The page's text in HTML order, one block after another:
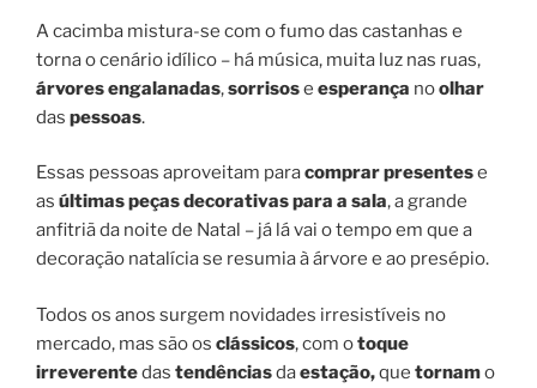
A cacimba mistura-se com o fumo das castanhas e
torna o cenário idílico – há música, muita luz nas ruas,
árvores engalanadas,sorrisose esperança noolhar
das pessoas.
Essas pessoas aproveitam paracomprar presentese
as últimas peças decorativaspara a sala, a grande
anfitriã da noite de Natal – já lá vai o tempo em que a
decoração natalícia se resumia à árvore e ao presépio.
Todos os anos surgem novidades irresistíveis no
mercado, mas são os clássicos, com otoque
irreverentedas tendênciasdaestação,que tornamo